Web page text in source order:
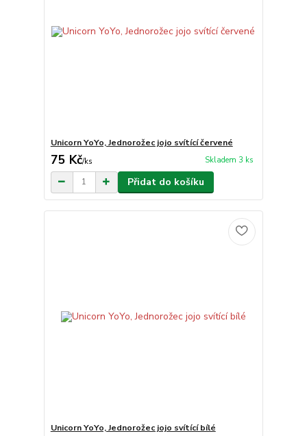
Unicorn YoYo, Jednorožec jojo svítící červené
75 Kč/ks Skladem 3 ks
Přidat do košíku
Unicorn YoYo, Jednorožec jojo svítící bílé